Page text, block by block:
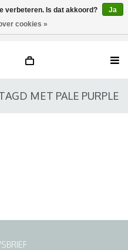
MET PALE PURPLE
verbeteren. Is dat akkoord?
Ja
cookies »